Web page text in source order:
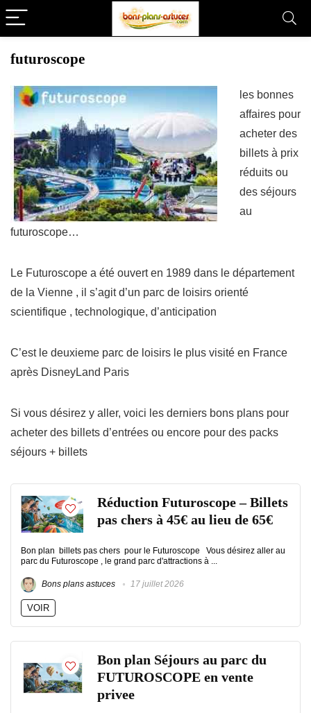
futuroscope
les bonnes
affaires pour
acheter des
billets à prix
réduits ou
des séjours
au
futuroscope…
Le Futuroscope a été ouvert en 1989 dans le département
de la Vienne , il s’agit d’un parc de loisirs orienté
scientifique , technologique, d’anticipation
C’est le deuxieme parc de loisirs le plus visité en France
après DisneyLand Paris
Si vous désirez y aller, voici les derniers bons plans pour
acheter des billets d’entrées ou encore pour des packs
séjours + billets
Réduction Futuroscope – Billets
pas chers à 45€ au lieu de 65€
Bon plan billets pas chers pour le Futuroscope Vous désirez aller au
parc du Futuroscope , le grand parc d'attractions à ...
Bons plans astuces 17 juillet 2026
VOIR
Bon plan Séjours au parc du
FUTUROSCOPE en vente
privee